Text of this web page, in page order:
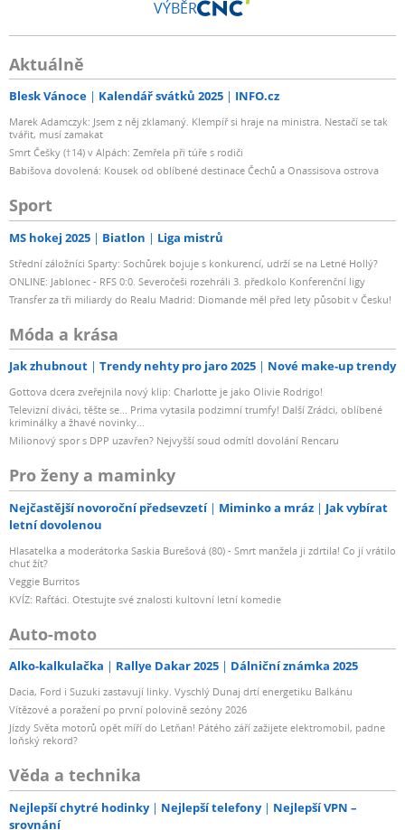
VÝBĚR
Aktuálně
Blesk Vánoce Kalendář svátků 2025 INFO.cz
Marek Adamczyk: Jsem z něj zklamaný. Klempíř si hraje na ministra. Nestačí se tak
tvářit, musí zamakat
Smrt Češky (†14) v Alpách: Zemřela při túře s rodiči
Babišova dovolená: Kousek od oblíbené destinace Čechů a Onassisova ostrova
Sport
MS hokej 2025 Biatlon Liga mistrů
Střední záložníci Sparty: Sochůrek bojuje s konkurencí, udrží se na Letné Hollý?
ONLINE: Jablonec - RFS 0:0. Severočeši rozehráli 3. předkolo Konferenční ligy
Transfer za tři miliardy do Realu Madrid: Diomande měl před lety působit v Česku!
Móda a krása
Jak zhubnout Trendy nehty pro jaro 2025 Nové make-up trendy
Gottova dcera zveřejnila nový klip: Charlotte je jako Olivie Rodrigo!
Televizní diváci, těšte se... Prima vytasila podzimní trumfy! Další Zrádci, oblíbené
kriminálky a žhavé novinky...
Milionový spor s DPP uzavřen? Nejvyšší soud odmítl dovolání Rencaru
Pro ženy a maminky
Nejčastější novoroční předsevzetí Miminko a mráz
Jak vybírat
letní dovolenou
Hlasatelka a moderátorka Saskia Burešová (80) - Smrt manžela ji zdrtila! Co jí vrátilo
chuť žít?
Veggie Burritos
KVÍZ: Rafťáci. Otestujte své znalosti kultovní letní komedie
Auto-moto
Alko-kalkulačka Rallye Dakar 2025 Dálniční známka 2025
Dacia, Ford i Suzuki zastavují linky. Vyschlý Dunaj drtí energetiku Balkánu
Vítězové a poražení po první polovině sezóny 2026
Jízdy Světa motorů opět míří do Letňan! Pátého září zažijete elektromobil, padne
loňský rekord?
Věda a technika
Nejlepší chytré hodinky Nejlepší telefony
Nejlepší VPN –
srovnání